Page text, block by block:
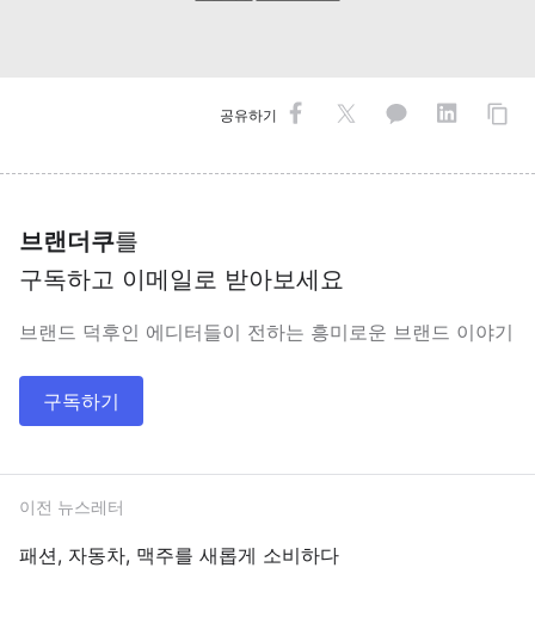
공유하기
브랜더쿠를
구독하고 이메일로 받아보세요
브랜드 덕후인 에디터들이 전하는 흥미로운 브랜드 이야기
구독하기
이전 뉴스레터
패션, 자동차, 맥주를 새롭게 소비하다